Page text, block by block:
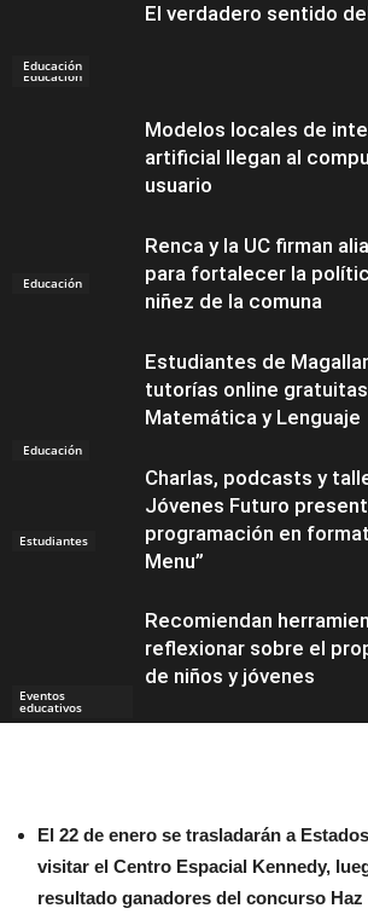
Educación
Educación
El verdadero sentido
Educación
Modelos locales de
artificial llegan al
usuario
Educación
Renca y la UC firman
para fortalecer la
niñez de la comuna
Estudiantes
Estudiantes de
tutorías online
Matemática y Lenguaje
Eventos
educativos
Charlas, podcasts y
Jóvenes Futuro
programación en
Menu”
Recomiendan
reflexionar sobre el
de niños y jóvenes
El 22 de enero se trasladarán a
visitar el Centro Espacial Kennedy,
resultado ganadores del concurso Haz